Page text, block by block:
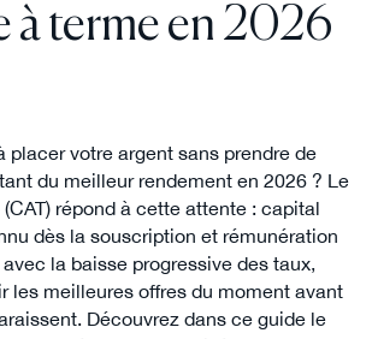
à terme en 2026
placer votre argent sans prendre de
du meilleur rendement en 2026 ? Le
répond à cette attente : capital
dès la souscription et rémunération
la baisse progressive des taux,
les meilleures offres du moment avant
Découvrez dans ce guide le